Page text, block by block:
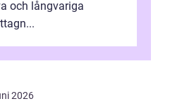
och långvariga
2026